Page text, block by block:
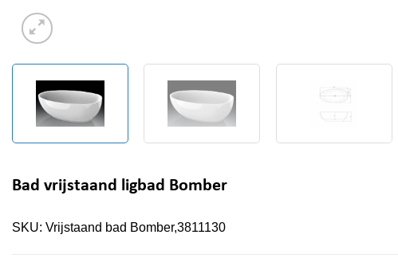
Bad vrijstaand ligbad Bomber
SKU: Vrijstaand bad Bomber,3811130